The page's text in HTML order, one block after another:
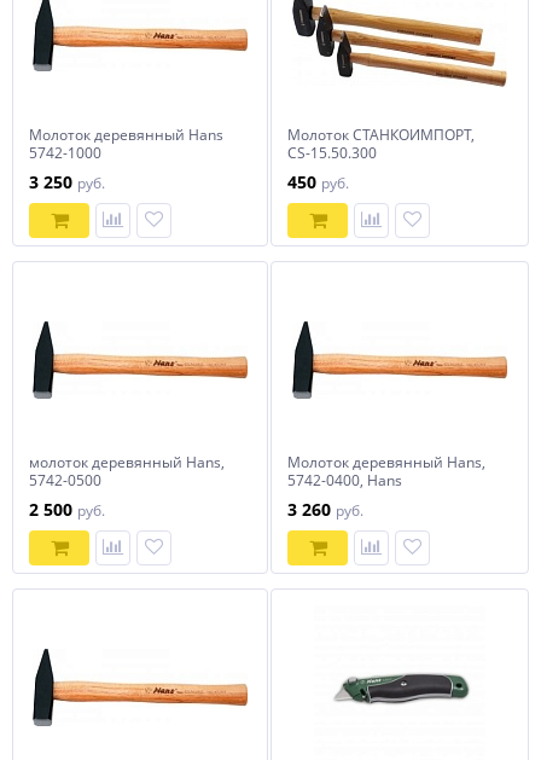
Молоток деревянный Hans
5742-1000
3 250 руб.
Молоток СТАНКОИМПОРТ,
CS-15.50.300
450 руб.
молоток деревянный Hans,
5742-0500
2 500 руб.
Молоток деревянный Hans,
5742-0400, Hans
3 260 руб.